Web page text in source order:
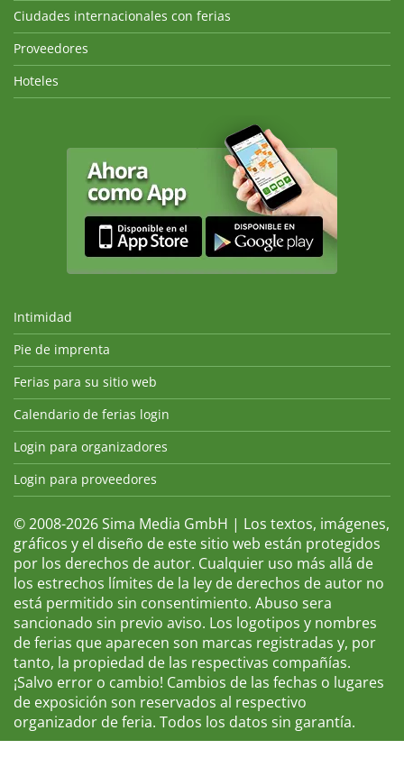
Ciudades internacionales con ferias
Proveedores
Hoteles
Intimidad
Pie de imprenta
Ferias para su sitio web
Calendario de ferias login
Login para organizadores
Login para proveedores
© 2008-2026 Sima Media GmbH | Los textos, imágenes,
gráficos y el diseño de este sitio web están protegidos
por los derechos de autor. Cualquier uso más allá de
los estrechos límites de la ley de derechos de autor no
está permitido sin consentimiento. Abuso sera
sancionado sin previo aviso. Los logotipos y nombres
de ferias que aparecen son marcas registradas y, por
tanto, la propiedad de las respectivas compañías.
¡Salvo error o cambio! Cambios de las fechas o lugares
de exposición son reservados al respectivo
organizador de feria. Todos los datos sin garantía.